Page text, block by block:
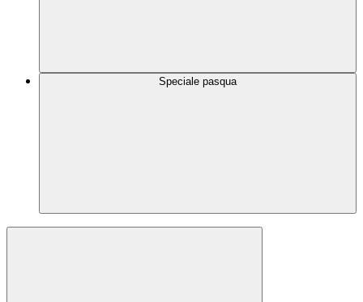
Speciale pasqua